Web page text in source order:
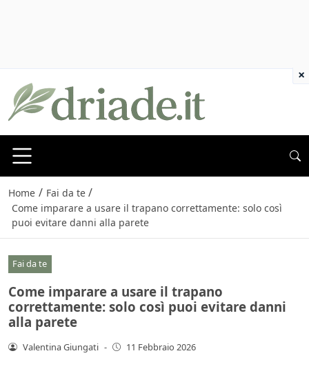
Home / Fai da te /
Come imparare a usare il trapano correttamente: solo così
puoi evitare danni alla parete
Fai da te
Come imparare a usare il trapano
correttamente: solo così puoi evitare danni
alla parete
Valentina Giungati - 11 Febbraio 2026
×